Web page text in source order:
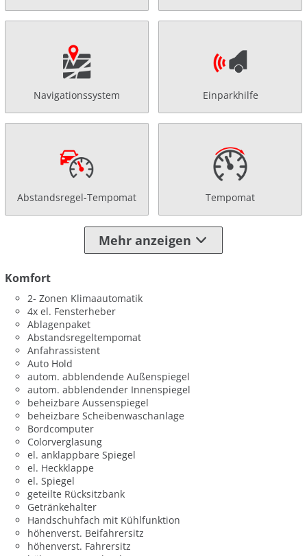
Navigationssystem Einparkhilfe
Abstandsregel-Tempomat Tempomat
Mehr anzeigen
Komfort
2- Zonen Klimaautomatik
4x el. Fensterheber
Ablagenpaket
Abstandsregeltempomat
Anfahrassistent
Auto Hold
autom. abblendende Außenspiegel
autom. abblendender Innenspiegel
beheizbare Aussenspiegel
beheizbare Scheibenwaschanlage
Bordcomputer
Colorverglasung
el. anklappbare Spiegel
el. Heckklappe
el. Spiegel
geteilte Rücksitzbank
Getränkehalter
Handschuhfach mit Kühlfunktion
höhenverst. Beifahrersitz
höhenverst. Fahrersitz